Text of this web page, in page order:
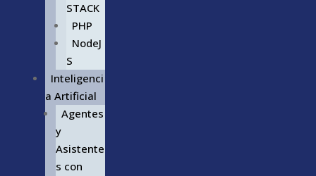
STACK
PHP
NodeJ
S
Inteligenci
a Artificial
Agentes
y
Asistente
s con